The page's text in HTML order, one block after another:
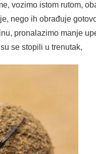
vozimo istom rutom,
nego ih obrađuje
pronalazimo manje
se stopili u trenutak,